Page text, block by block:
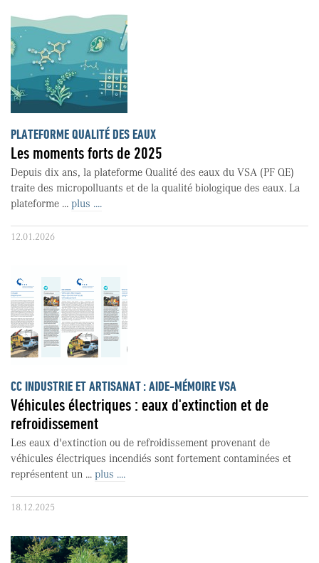
PLATEFORME QUALITÉ DES EAUX
Les moments forts de 2025
Depuis dix ans, la plateforme Qualité des eaux du VSA (PF QE)
traite des micropolluants et de la qualité biologique des eaux. La
plateforme ... plus ....
12.01.2026
CC INDUSTRIE ET ARTISANAT : AIDE-MÉMOIRE VSA
Véhicules électriques : eaux d'extinction et de
refroidissement
Les eaux d'extinction ou de refroidissement provenant de
véhicules électriques incendiés sont fortement contaminées et
représentent un ... plus ....
18.12.2025